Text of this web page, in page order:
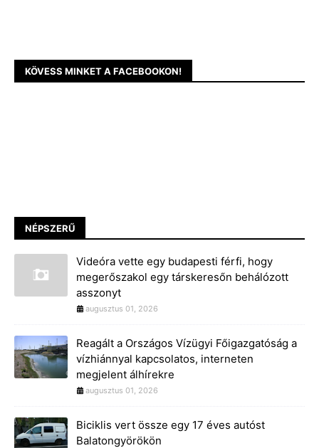
KÖVESS MINKET A FACEBOOKON!
NÉPSZERŰ
Videóra vette egy budapesti férfi, hogy
megerőszakol egy társkeresőn behálózott
asszonyt
augusztus 01, 2026
Reagált a Országos Vízügyi Főigazgatóság a
vízhiánnyal kapcsolatos, interneten
megjelent álhírekre
augusztus 01, 2026
Biciklis vert össze egy 17 éves autóst
Balatongyörökön